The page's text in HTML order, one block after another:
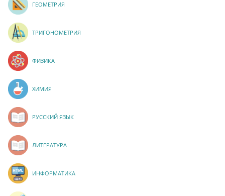
ГЕОМЕТРИЯ
ТРИГОНОМЕТРИЯ
ФИЗИКА
ХИМИЯ
РУССКИЙ ЯЗЫК
ЛИТЕРАТУРА
ИНФОРМАТИКА